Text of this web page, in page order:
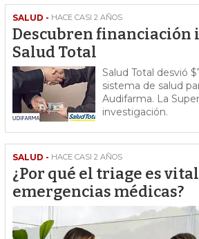
SALUD - HACE CASI 2 AÑOS
Descubren financiación
Salud Total
Salud Total desvió
sistema de salud
Audifarma. La
investigación.
SALUD - HACE CASI 2 AÑOS
¿Por qué el triage es
emergencias médicas?